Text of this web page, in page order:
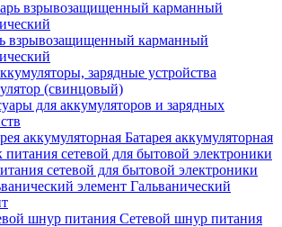
взрывозащищенный карманный
зарядные устройства
(свинцовый)
для аккумуляторов и зарядных
Батарея аккумуляторная
сетевой для бытовой электроники
Гальванический
Сетевой шнур питания